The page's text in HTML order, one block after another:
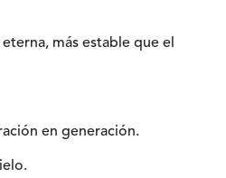
eterna, más estable que el
en generación.